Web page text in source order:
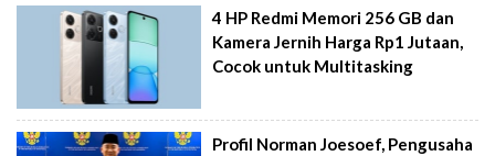
4 HP Redmi Memori 256 GB dan
Kamera Jernih Harga Rp1 Jutaan,
Cocok untuk Multitasking
Profil Norman Joesoef, Pengusaha